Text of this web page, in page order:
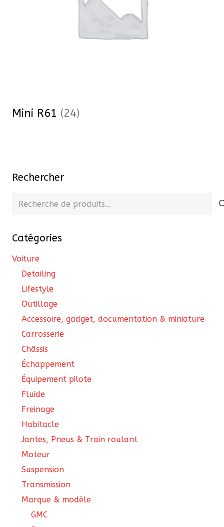
Mini R61 (24)
Rechercher
Recherche
Catégories
Voiture
Detailing
Lifestyle
Outillage
Accessoire, gadget, documentation & miniature
Carrosserie
Châssis
Échappement
Équipement pilote
Fluide
Freinage
Habitacle
Jantes, Pneus & Train roulant
Moteur
Suspension
Transmission
Marque & modèle
GMC